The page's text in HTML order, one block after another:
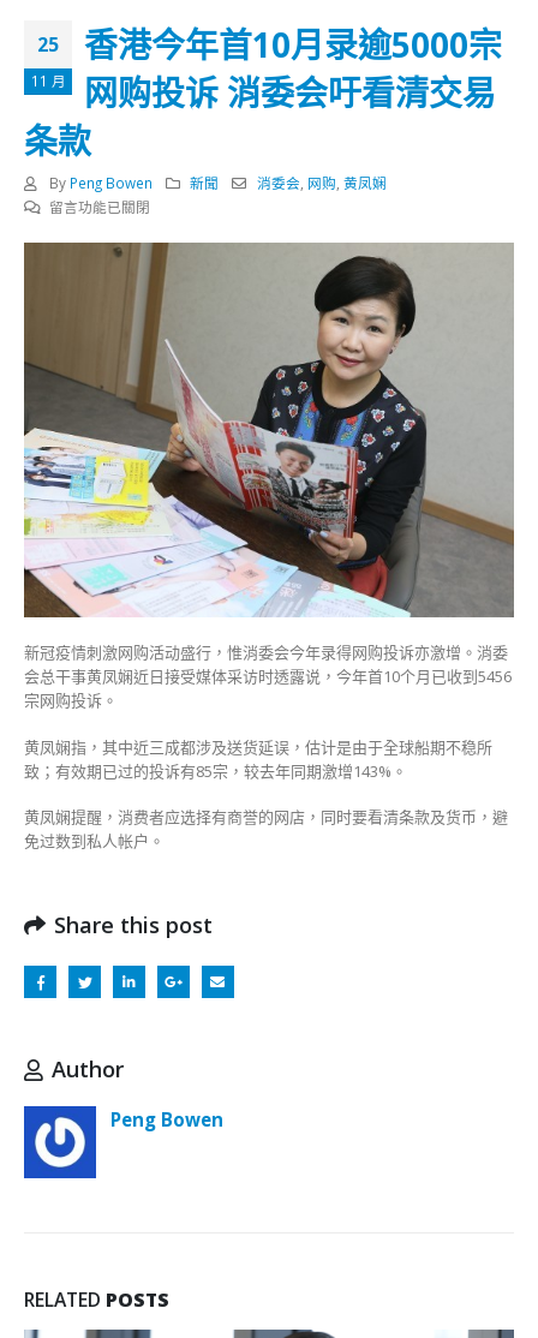
25
11 月
香港今年首10月录逾5000宗
网购投诉 消委会吁看清交易
条款
By Peng Bowen 新聞 消委会 网购 ,黄凤娴
在
月
5000
宗
网
购
投
诉
消
委
吁
看
清
易
条
款〉
中
留言功能已關閉
新冠疫情刺激网购活动盛行，惟消委会今年录得网购投诉亦激增。消委
会总干事黄凤娴近日接受媒体采访时透露说，今年首10个月已收到5456
宗网购投诉。
黄凤娴指，其中近三成都涉及送货延误，估计是由于全球船期不稳所
致；有效期已过的投诉有85宗，较去年同期激增143%。
黄凤娴提醒，消费者应选择有商誉的网店，同时要看清条款及货币，避
免过数到私人帐户。
Share this post
Author
Peng Bowen
RELATED POSTS